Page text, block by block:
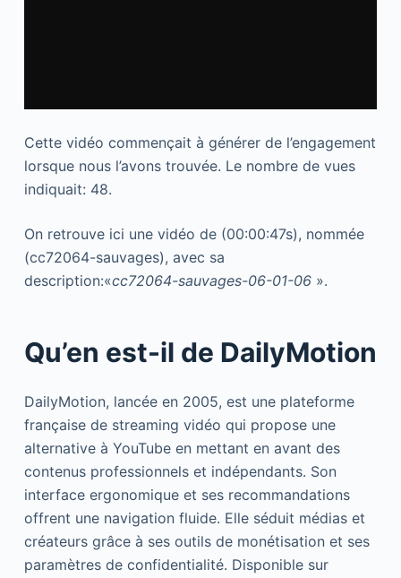
Cette vidéo commençait à générer de l’engagement
lorsque nous l’avons trouvée. Le nombre de vues
indiquait: 48.
On retrouve ici une vidéo de (00:00:47s), nommée
(cc72064-sauvages), avec sa
description:«cc72064-sauvages-06-01-06 ».
Qu’en est-il de DailyMotion
DailyMotion, lancée en 2005, est une plateforme
française de streaming vidéo qui propose une
alternative à YouTube en mettant en avant des
contenus professionnels et indépendants. Son
interface ergonomique et ses recommandations
offrent une navigation fluide. Elle séduit médias et
créateurs grâce à ses outils de monétisation et ses
paramètres de confidentialité. Disponible sur